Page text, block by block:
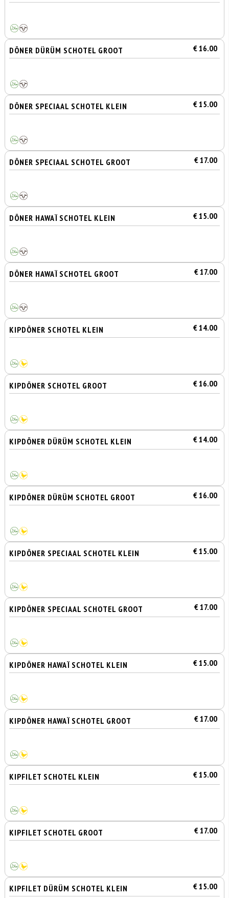
DÖNER DÜRÜM SCHOTEL GROOT € 16.00
DÖNER SPECIAAL SCHOTEL KLEIN € 15.00
DÖNER SPECIAAL SCHOTEL GROOT € 17.00
DÖNER HAWAÏ SCHOTEL KLEIN € 15.00
DÖNER HAWAÏ SCHOTEL GROOT € 17.00
KIPDÖNER SCHOTEL KLEIN € 14.00
KIPDÖNER SCHOTEL GROOT € 16.00
KIPDÖNER DÜRÜM SCHOTEL KLEIN € 14.00
KIPDÖNER DÜRÜM SCHOTEL GROOT € 16.00
KIPDÖNER SPECIAAL SCHOTEL KLEIN € 15.00
KIPDÖNER SPECIAAL SCHOTEL GROOT € 17.00
KIPDÖNER HAWAÏ SCHOTEL KLEIN € 15.00
KIPDÖNER HAWAÏ SCHOTEL GROOT € 17.00
KIPFILET SCHOTEL KLEIN € 15.00
KIPFILET SCHOTEL GROOT € 17.00
KIPFILET DÜRÜM SCHOTEL KLEIN € 15.00